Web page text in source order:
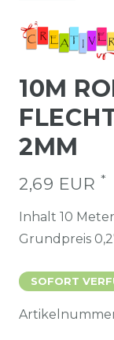
10M
2MM
2,69 EUR *
Inhalt 10 Meter
Grundpreis
SOFORT